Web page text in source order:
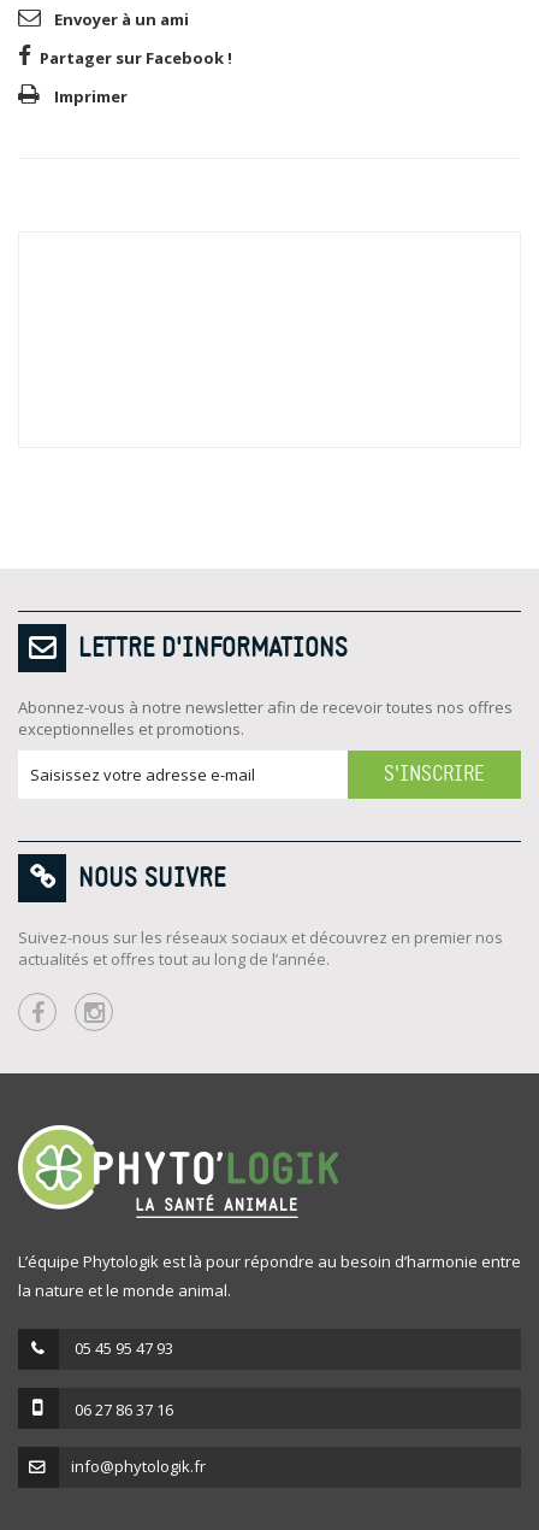
Envoyer à un ami
Partager sur Facebook !
Imprimer
LETTRE D'INFORMATIONS
Abonnez-vous à notre newsletter afin de recevoir toutes nos offres
exceptionnelles et promotions.
S'INSCRIRE
NOUS SUIVRE
Suivez-nous sur les réseaux sociaux et découvrez en premier nos
actualités et offres tout au long de l’année.
L’équipe Phytologik est là pour répondre au besoin d’harmonie entre
la nature et le monde animal.
05 45 95 47 93
06 27 86 37 16
info@phytologik.fr